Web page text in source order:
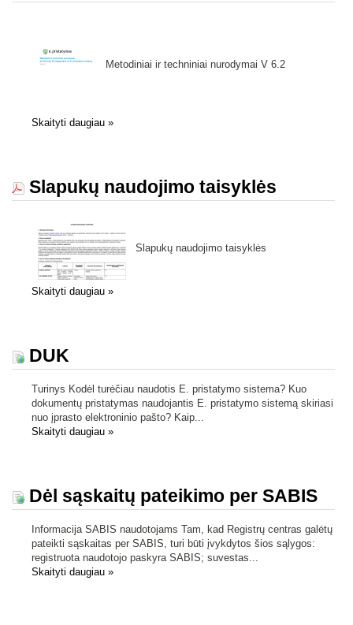
Metodiniai ir techniniai nurodymai V 6.2
Skaityti daugiau »
Slapukų naudojimo taisyklės
Slapukų naudojimo taisyklės
Skaityti daugiau »
DUK
Turinys Kodėl turėčiau naudotis E. pristatymo sistema? Kuo
dokumentų pristatymas naudojantis E. pristatymo sistemą skiriasi
nuo įprasto elektroninio pašto? Kaip...
Skaityti daugiau »
Dėl sąskaitų pateikimo per SABIS
Informacija SABIS naudotojams Tam, kad Registrų centras galėtų
pateikti sąskaitas per SABIS, turi būti įvykdytos šios sąlygos:
registruota naudotojo paskyra SABIS; suvestas...
Skaityti daugiau »